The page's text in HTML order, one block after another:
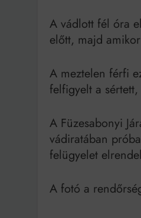
A vádlott fél óra
előtt, majd
A meztelen férfi
felfigyelt a
A Füzesabonyi
vádiratában
felügyelet
A fotó a